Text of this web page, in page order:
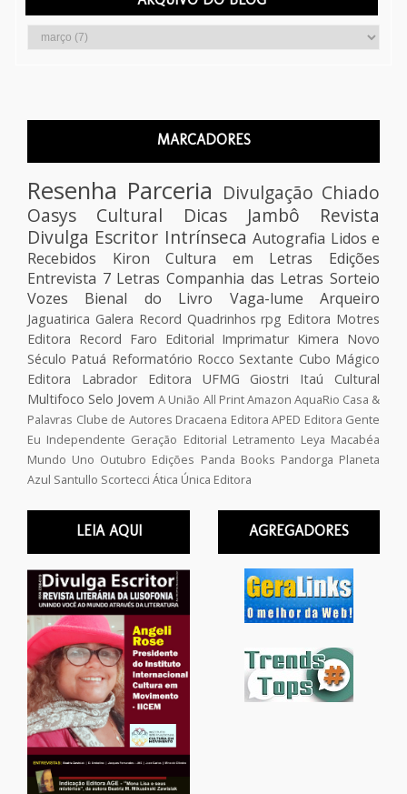
MARCADORES
Resenha Parceria Divulgação Chiado
Oasys Cultural
Dicas Jambô
Revista
Divulga Escritor Intrínseca Autografia Lidos e
Recebidos
Kiron
Cultura em Letras Edições
Entrevista 7 Letras Companhia das Letras Sorteio
Vozes
Bienal do Livro Vaga-lume Arqueiro
Jaguatirica Galera Record Quadrinhos rpg Editora Motres
Editora Record Faro Editorial Imprimatur Kimera Novo
Século Patuá Reformatório Rocco Sextante Cubo Mágico
Editora Labrador
Editora UFMG Giostri
Itaú Cultural
Multifoco Selo Jovem A União All PrintAmazon AquaRio Casa &
Palavras Clube de Autores Dracaena Editora APED Editora Gente
Eu Independente Geração Editorial Letramento Leya Macabéa
Mundo Uno Outubro Edições Panda Books Pandorga Planeta
Azul Santullo Scortecci Ática Única Editora
LEIA AQUI AGREGADORES